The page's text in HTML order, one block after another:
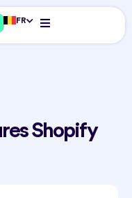
FR
Shopify